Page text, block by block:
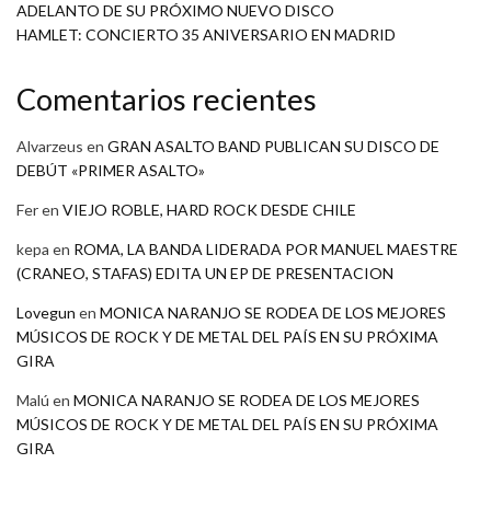
ADELANTO DE SU PRÓXIMO NUEVO DISCO
HAMLET: CONCIERTO 35 ANIVERSARIO EN MADRID
Comentarios recientes
Alvarzeus en GRAN ASALTO BAND PUBLICAN SU DISCO DE
DEBÚT «PRIMER ASALTO»
Feren VIEJO ROBLE, HARD ROCK DESDE CHILE
kepa en ROMA, LA BANDA LIDERADA POR MANUEL MAESTRE
(CRANEO, STAFAS) EDITA UN EP DE PRESENTACION
Lovegun en MONICA NARANJO SE RODEA DE LOS MEJORES
MÚSICOS DE ROCK Y DE METAL DEL PAÍS EN SU PRÓXIMA
GIRA
Malú en MONICA NARANJO SE RODEA DE LOS MEJORES
MÚSICOS DE ROCK Y DE METAL DEL PAÍS EN SU PRÓXIMA
GIRA